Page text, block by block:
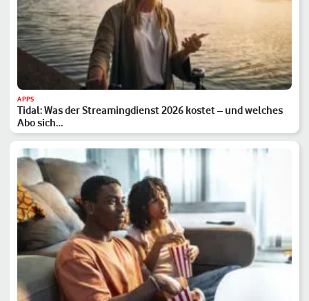
APPS
Tidal: Was der Streamingdienst 2026 kostet – und welches
Abo sich…